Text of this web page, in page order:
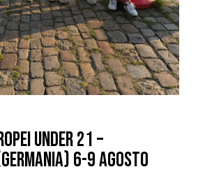
Under 21 –
6-9 agosto